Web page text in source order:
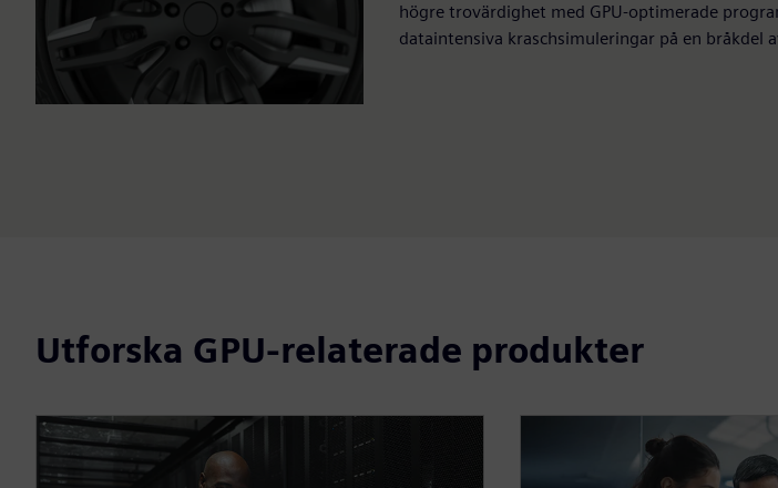
högre trovärdighet med GPU-optimerade
dataintensiva kraschsimuleringar på en bråkdel
Utforska GPU-relaterade produkter